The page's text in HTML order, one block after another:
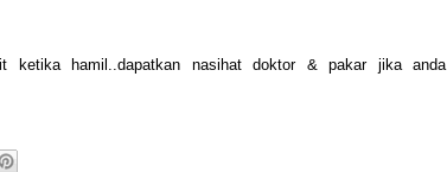
ketika hamil..dapatkan nasihat doktor & pakar jika anda